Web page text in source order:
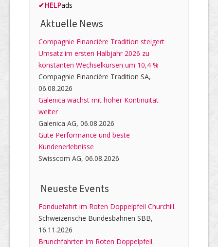
✔HELPads
Aktuelle News
Compagnie Financière Tradition steigert
Umsatz im ersten Halbjahr 2026 zu
konstanten Wechselkursen um 10,4 %
Compagnie Financière Tradition SA,
06.08.2026
Galenica wächst mit hoher Kontinuität
weiter
Galenica AG, 06.08.2026
Gute Performance und beste
Kundenerlebnisse
Swisscom AG, 06.08.2026
Neueste Events
Fonduefahrt im Roten Doppelpfeil Churchill.
Schweizerische Bundesbahnen SBB,
16.11.2026
Brunchfahrten im Roten Doppelpfeil.